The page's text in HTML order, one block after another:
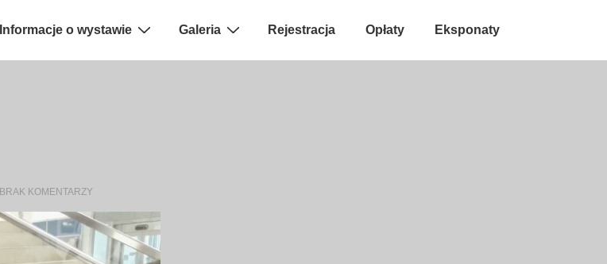
Informacje o wystawie Galeria Rejestracja Opłaty Eksponaty
BRAK KOMENTARZY